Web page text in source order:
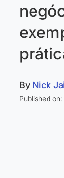
By Nick
Published